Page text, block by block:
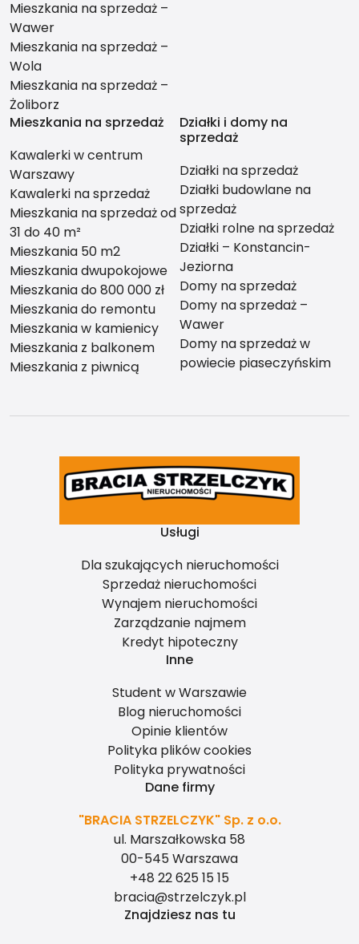
Mieszkania na sprzedaż –
Wawer
Mieszkania na sprzedaż –
Wola
Mieszkania na sprzedaż –
Żoliborz
Mieszkania na sprzedaż
Kawalerki w centrum
Warszawy
Kawalerki na sprzedaż
Mieszkania na sprzedaż od
31 do 40 m²
Mieszkania 50 m2
Mieszkania dwupokojowe
Mieszkania do 800 000 zł
Mieszkania do remontu
Mieszkania w kamienicy
Mieszkania z balkonem
Mieszkania z piwnicą
Działki i domy na
sprzedaż
Działki na sprzedaż
Działki budowlane na
sprzedaż
Działki rolne na sprzedaż
Działki – Konstancin-
Jeziorna
Domy na sprzedaż
Domy na sprzedaż –
Wawer
Domy na sprzedaż w
powiecie piaseczyńskim
Usługi
Dla szukających nieruchomości
Sprzedaż nieruchomości
Wynajem nieruchomości
Zarządzanie najmem
Kredyt hipoteczny
Inne
Student w Warszawie
Blog nieruchomości
Opinie klientów
Polityka plików cookies
Polityka prywatności
Dane firmy
"BRACIA STRZELCZYK" Sp. z o.o.
ul. Marszałkowska 58
00-545 Warszawa
+48 22 625 15 15
bracia@strzelczyk.pl
Znajdziesz nas tu